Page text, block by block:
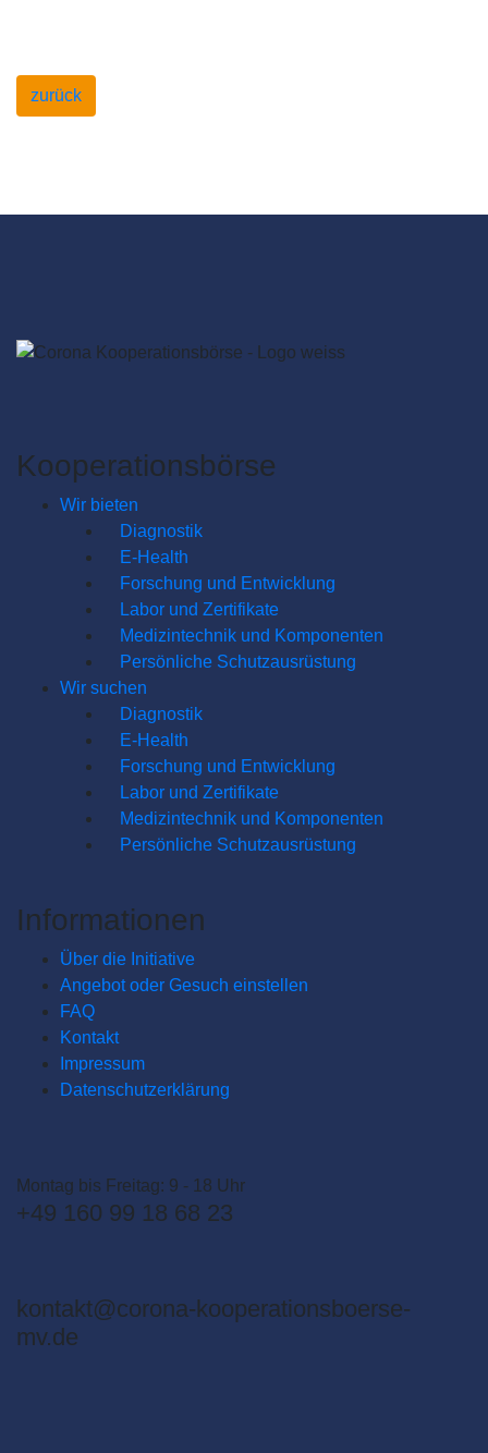
zurück
Kooperationsbörse
Wir bieten
Diagnostik
E-Health
Forschung und Entwicklung
Labor und Zertifikate
Medizintechnik und Komponenten
Persönliche Schutzausrüstung
Wir suchen
Diagnostik
E-Health
Forschung und Entwicklung
Labor und Zertifikate
Medizintechnik und Komponenten
Persönliche Schutzausrüstung
Informationen
Über die Initiative
Angebot oder Gesuch einstellen
FAQ
Kontakt
Impressum
Datenschutzerklärung
Montag bis Freitag: 9 - 18 Uhr
+49 160 99 18 68 23
kontakt@corona-kooperationsboerse-
mv.de